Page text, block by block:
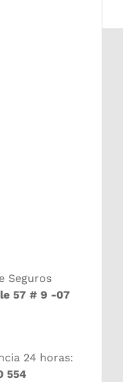
Seguros
57 # 9 -07
24 horas:
554